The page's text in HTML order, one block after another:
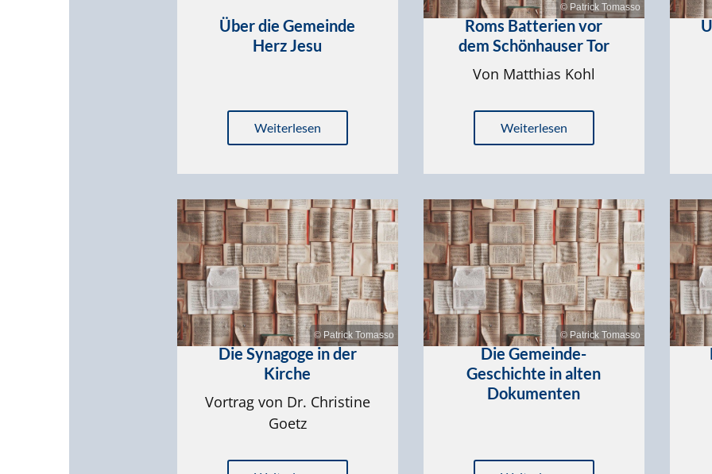
Über die Gemeinde
Herz Jesu
Weiterlesen
© Patrick Tomasso
Roms Batterien vor
dem Schönhauser Tor
Von Matthias Kohl
Weiterlesen
© Patrick Tomasso
Die Synagoge in der
Kirche
Vortrag von Dr. Christine
Goetz
© Patrick Tomasso
Die Gemeinde-
Geschichte in alten
Dokumenten